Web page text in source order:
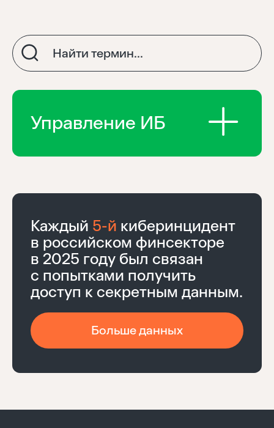
Моя лента
Управление ИБ
Каждый 5-й киберинцидент
в российском финсекторе
в 2025 году был связан
с попытками получить
доступ к секретным данным.
Больше данных